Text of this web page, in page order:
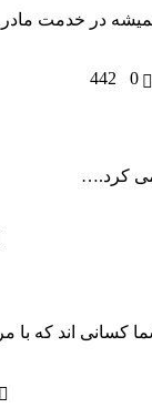
همیشه در خدمت
0
می کرد.…
كسانى اند كه با